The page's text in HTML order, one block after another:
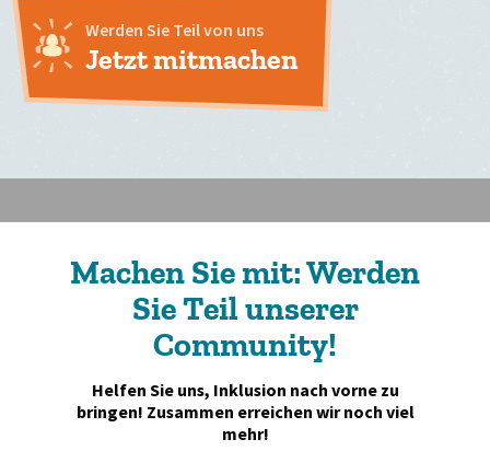
Werden Sie Teil von uns
Jetzt mitmachen
Machen Sie mit: Werden
Sie Teil unserer
Community!
Helfen Sie uns, Inklusion nach vorne zu
bringen! Zusammen erreichen wir noch viel
mehr!